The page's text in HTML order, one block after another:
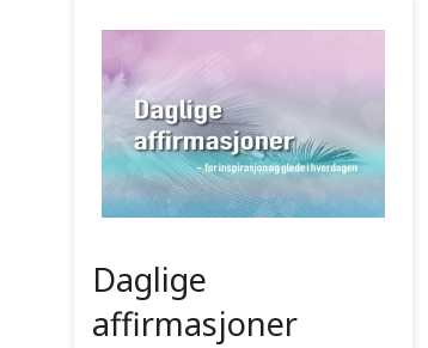
Daglige
affirmasjoner